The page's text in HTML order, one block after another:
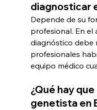
diagnosticar
Depende de su
profesional. En el
diagnóstico debe
profesionales
equipo médico
¿Qué hay
genetista en